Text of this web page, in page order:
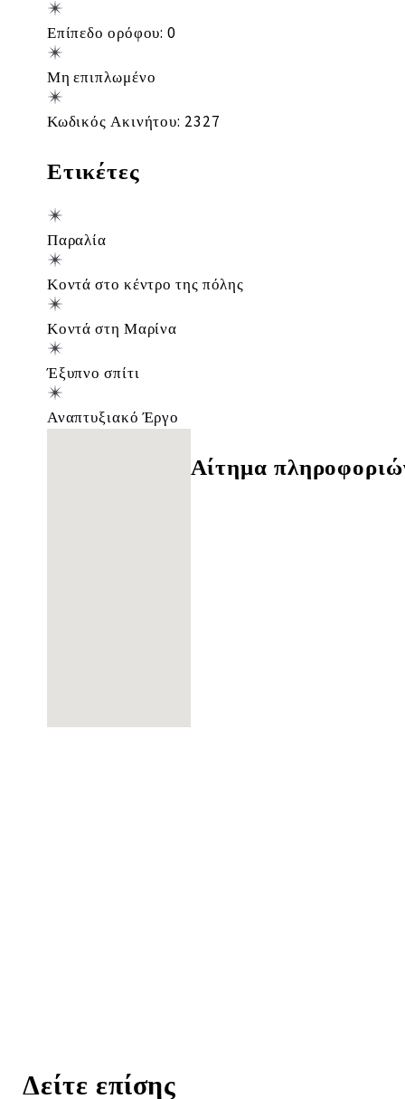
Επίπεδο ορόφου: 0
Μη επιπλωμένο
Κωδικός Ακινήτου: 2327
Ετικέτες
Παραλία
Κοντά στο κέντρο της πόλης
Κοντά στη Μαρίνα
Έξυπνο σπίτι
Αναπτυξιακό Έργο
Αίτημα
Δείτε επίσης